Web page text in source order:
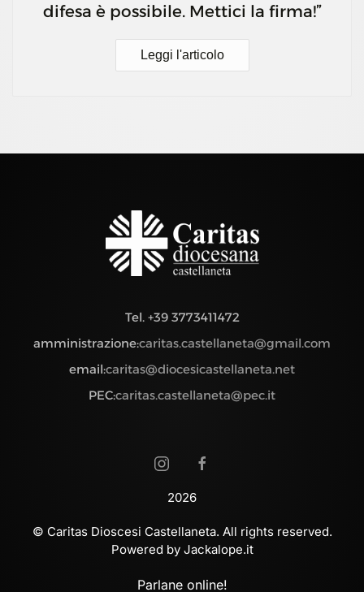
difesa è possibile. Mettici la firma!”
Leggi l'articolo
Tel. +39 3773411472
amministrazione:caritas.castellaneta@gmail.com
email:caritas@diocesicastellaneta.net
PEC:caritas.castellaneta@pec.it
2026
© Caritas Dioscesi Castellaneta. All rights reserved.
Powered by Jackalope.it
Parlane online!